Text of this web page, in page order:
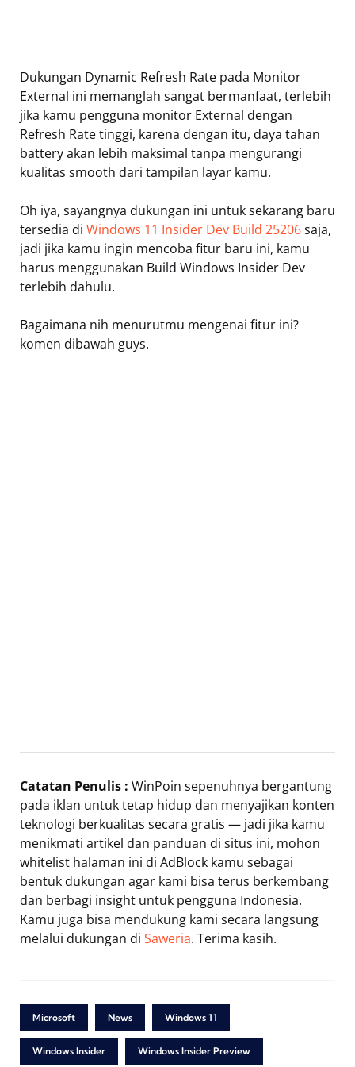
Dukungan Dynamic Refresh Rate pada Monitor
External ini memanglah sangat bermanfaat, terlebih
jika kamu pengguna monitor External dengan
Refresh Rate tinggi, karena dengan itu, daya tahan
battery akan lebih maksimal tanpa mengurangi
kualitas smooth dari tampilan layar kamu.
Oh iya, sayangnya dukungan ini untuk sekarang baru
tersedia di Windows 11 Insider Dev Build 25206saja,
jadi jika kamu ingin mencoba fitur baru ini, kamu
harus menggunakan Build Windows Insider Dev
terlebih dahulu.
Bagaimana nih menurutmu mengenai fitur ini?
komen dibawah guys.
Catatan Penulis : WinPoin sepenuhnya bergantung
pada iklan untuk tetap hidup dan menyajikan konten
teknologi berkualitas secara gratis — jadi jika kamu
menikmati artikel dan panduan di situs ini, mohon
whitelist halaman ini di AdBlock kamu sebagai
bentuk dukungan agar kami bisa terus berkembang
dan berbagi insight untuk pengguna Indonesia.
Kamu juga bisa mendukung kami secara langsung
melalui dukungan di Saweria. Terima kasih.
Microsoft News Windows 11
Windows Insider Windows Insider Preview